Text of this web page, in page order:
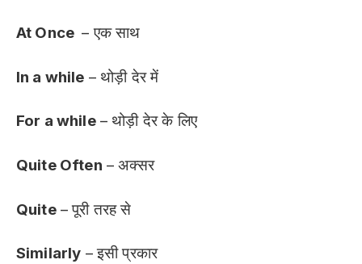
At Once – एक साथ
In a while – थोड़ी देर में
For a while– थोड़ी देर के लिए
Quite Often – अक्सर
Quite– पूरी तरह से
Similarly – इसी प्रकार